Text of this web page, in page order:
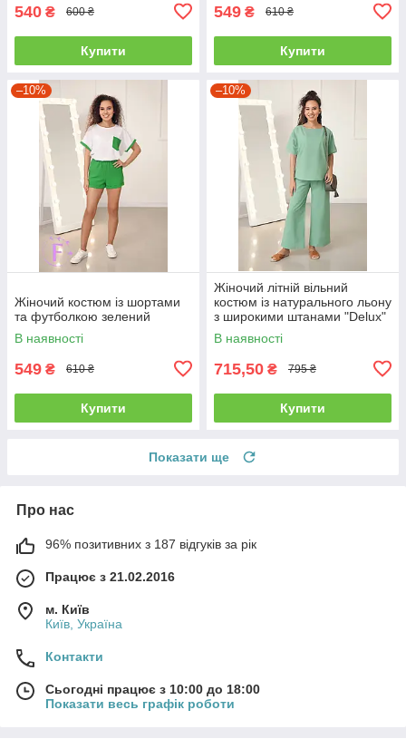
540 ₴ 600 ₴
Купити
549 ₴ 610 ₴
Купити
–10%
Жіночий костюм із шортами
та футболкою зелений
В наявності
549 ₴ 610 ₴
Купити
–10%
Жіночий літній вільний
костюм із натурального льону
з широкими штанами "Delux"
колір м'ята
В наявності
715,50 ₴ 795 ₴
Купити
Показати ще
Про нас
96% позитивних з 187 відгуків за рік
Працює з 21.02.2016
м. Київ
Київ, Україна
Контакти
Сьогодні працює з 10:00 до 18:00
Показати весь графік роботи